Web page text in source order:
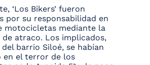
‘Los Bikers’ fueron
por su responsabilidad en
motocicletas mediante la
de atraco. Los implicados,
barrio Siloé, se habían
en el terror de los